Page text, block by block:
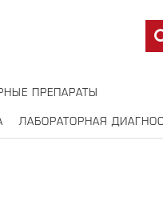
ПРЕПАРАТЫ
ЛАБОРАТОРНАЯ